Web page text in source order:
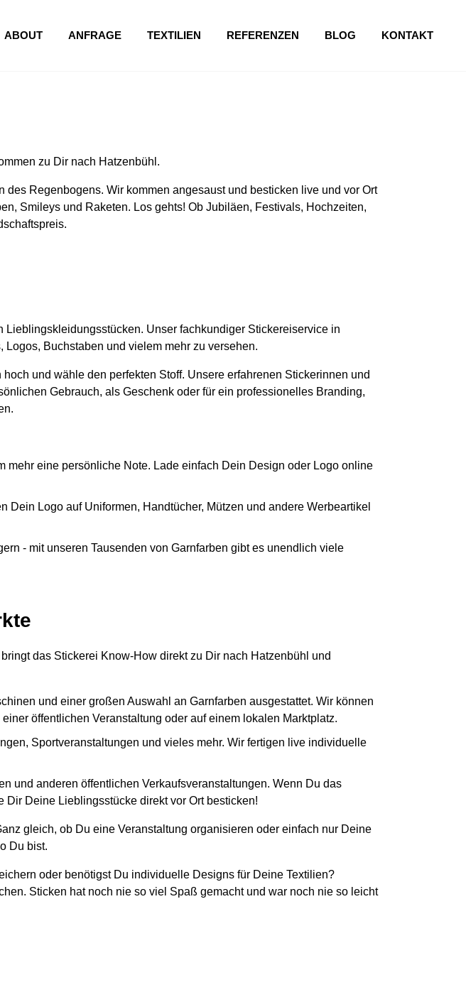
ABOUT ANFRAGE TEXTILIEN REFERENZEN BLOG KONTAKT
zu Dir nach Hatzenbühl.
Regenbogens. Wir kommen angesaust und besticken live und vor Ort
Smileys und Raketen. Los gehts! Ob Jubiläen, Festivals, Hochzeiten,
Unser fachkundiger Stickereiservice in
Buchstaben und vielem mehr zu versehen.
und wähle den perfekten Stoff. Unsere erfahrenen Stickerinnen und
Gebrauch, als Geschenk oder für ein professionelles Branding,
mehr eine persönliche Note. Lade einfach Dein Design oder Logo online
Dein Logo auf Uniformen, Handtücher, Mützen und andere Werbeartikel
- mit unseren Tausenden von Garnfarben gibt es unendlich viele
das Stickerei Know-How direkt zu Dir nach Hatzenbühl und
und einer großen Auswahl an Garnfarben ausgestattet. Wir können
öffentlichen Veranstaltung oder auf einem lokalen Marktplatz.
Sportveranstaltungen und vieles mehr. Wir fertigen live individuelle
und anderen öffentlichen Verkaufsveranstaltungen. Wenn Du das
Deine Lieblingsstücke direkt vor Ort besticken!
gleich, ob Du eine Veranstaltung organisieren oder einfach nur Deine
Du bist.
oder benötigst Du individuelle Designs für Deine Textilien?
Sticken hat noch nie so viel Spaß gemacht und war noch nie so leicht